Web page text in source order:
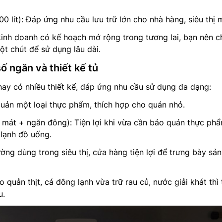
lít): Đáp ứng nhu cầu lưu trữ lớn cho nhà hàng, siêu thị
doanh có kế hoạch mở rộng trong tương lai, bạn nên
chút để sử dụng lâu dài.
ngăn và thiết kế tủ
có nhiều thiết kế, đáp ứng nhu cầu sử dụng đa dạng:
một loại thực phẩm, thích hợp cho quán nhỏ.
+ ngăn đông): Tiện lợi khi vừa cần bảo quản thực
đồ uống.
dùng trong siêu thị, cửa hàng tiện lợi để trưng bày sản
quản thịt, cá đông lạnh vừa trữ rau củ, nước giải khát thì